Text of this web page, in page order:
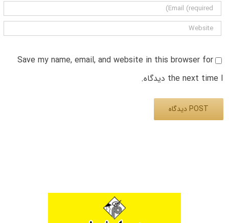
Save my name, email, and website in this browser for
the next time I دیدگاه.